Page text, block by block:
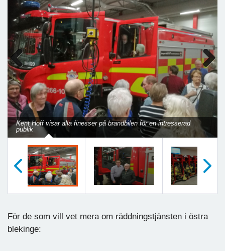
Kent Hoff visar alla finesser på brandbilen för en intresserad
publik
Previous Next
För de som vill vet mera om räddningstjänsten i östra
blekinge: